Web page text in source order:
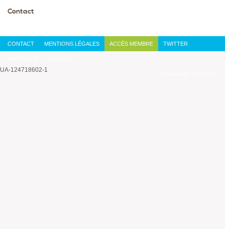
Contact
CONTACT MENTIONS LÉGALES ACCÈS MEMBRE TWITTER
UA-124718602-1